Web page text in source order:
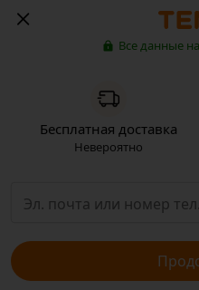
Все данные
Бесплатная доставка
Невероятно